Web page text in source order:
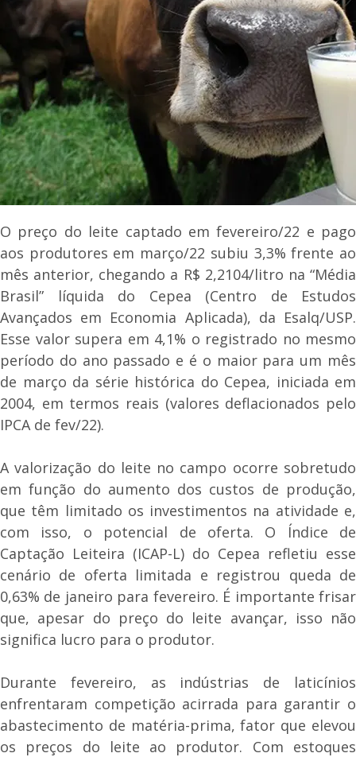
O preço do leite captado em fevereiro/22 e pago
aos produtores em março/22 subiu 3,3% frente ao
mês anterior, chegando a R$ 2,2104/litro na “Média
Brasil” líquida do Cepea (Centro de Estudos
Avançados em Economia Aplicada), da Esalq/USP.
Esse valor supera em 4,1% o registrado no mesmo
período do ano passado e é o maior para um mês
de março da série histórica do Cepea, iniciada em
2004, em termos reais (valores deflacionados pelo
IPCA de fev/22).
A valorização do leite no campo ocorre sobretudo
em função do aumento dos custos de produção,
que têm limitado os investimentos na atividade e,
com isso, o potencial de oferta. O Índice de
Captação Leiteira (ICAP-L) do Cepea refletiu esse
cenário de oferta limitada e registrou queda de
0,63% de janeiro para fevereiro. É importante frisar
que, apesar do preço do leite avançar, isso não
significa lucro para o produtor.
Durante fevereiro, as indústrias de laticínios
enfrentaram competição acirrada para garantir o
abastecimento de matéria-prima, fator que elevou
os preços do leite ao produtor. Com estoques